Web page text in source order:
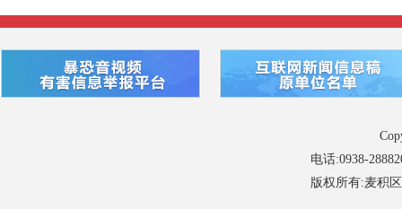
电话:0938-
版权所有:麦积